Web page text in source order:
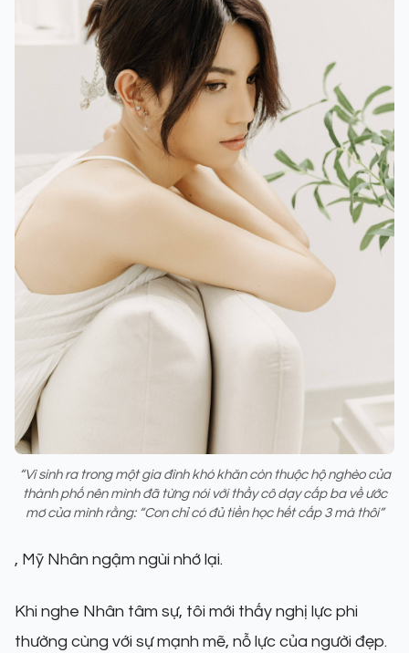
“Vì sinh ra trong một gia đình khó khăn còn thuộc hộ nghèo của
thành phố nên mình đã từng nói với thầy cô dạy cấp ba về ước
mơ của mình rằng: “Con chỉ có đủ tiền học hết cấp 3 mà thôi”
, Mỹ Nhân ngậm ngùi nhớ lại.
Khi nghe Nhân tâm sự, tôi mới thấy nghị lực phi
thường cùng với sự mạnh mẽ, nỗ lực của người đẹp.